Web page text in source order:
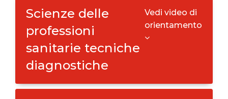
Scienze delle
professioni
sanitarie tecniche
diagnostiche
Vedi video di
orientamento